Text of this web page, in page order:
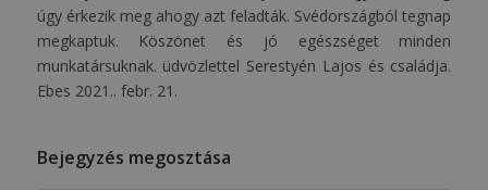
úgy érkezik meg ahogy azt feladták. Svédországból tegnap
megkaptuk. Köszönet és jó egészséget minden
munkatársuknak. üdvözlettel Serestyén Lajos és családja.
Ebes 2021.. febr. 21.
Bejegyzés megosztása